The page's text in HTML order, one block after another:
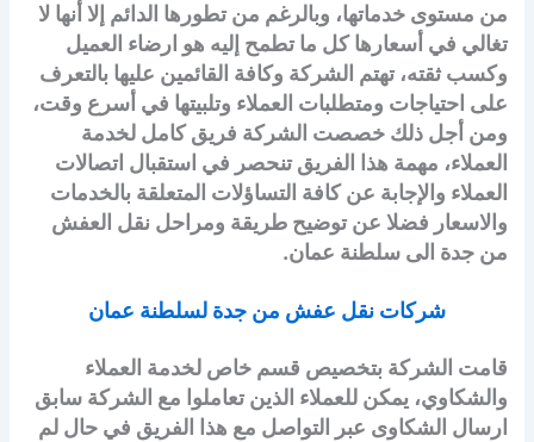
من مستوى خدماتها، وبالرغم من تطورها الدائم إلا أنها لا
تغالي في أسعارها كل ما تطمح إليه هو ارضاء العميل
وكسب ثقته، تهتم الشركة وكافة القائمين عليها بالتعرف
على احتياجات ومتطلبات العملاء وتلبيتها في أسرع وقت،
ومن أجل ذلك خصصت الشركة فريق كامل لخدمة
العملاء، مهمة هذا الفريق تنحصر في استقبال اتصالات
العملاء والإجابة عن كافة التساؤلات المتعلقة بالخدمات
والاسعار فضلا عن توضيح طريقة ومراحل نقل العفش
من جدة الى سلطنة عمان.
شركات نقل عفش من جدة لسلطنة عمان
قامت الشركة بتخصيص قسم خاص لخدمة العملاء
والشكاوي، يمكن للعملاء الذين تعاملوا مع الشركة سابق
ارسال الشكاوى عبر التواصل مع هذا الفريق في حال لم